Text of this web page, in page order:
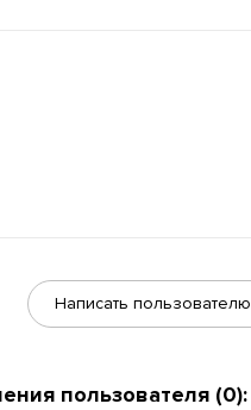
Написать пользователю
пользователя (0):